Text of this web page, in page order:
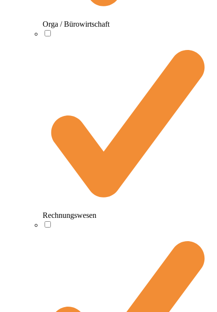
Orga / Bürowirtschaft
Rechnungswesen